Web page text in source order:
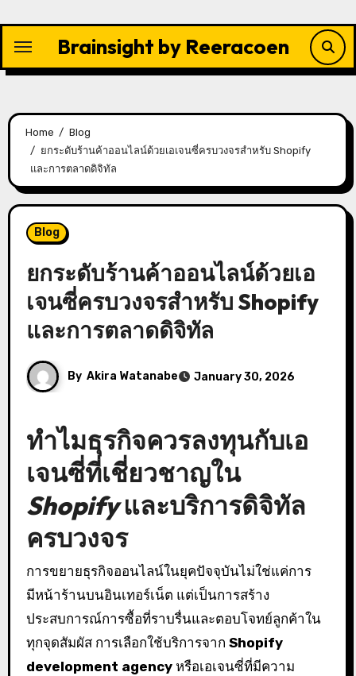
content
Brainsight by Reeracoen
Home
Blog
ยกระดับร้านค้าออนไลน์ด้วยเอเจนซี่ครบวงจรสำหรับ Shopify
และการตลาดดิจิทัล
Blog
ยกระดับร้านค้าออนไลน์ด้วยเอ
เจนซี่ครบวงจรสำหรับShopify
และการตลาดดิจิทัล
By Akira Watanabe January 30, 2026
ทำไมธุรกิจควรลงทุนกับเอ
เจนซี่ที่เชี่ยวชาญใน
Shopifyและบริการดิจิทัล
ครบวงจร
การขยายธุรกิจออนไลน์ในยุคปัจจุบันไม่ใช่แค่การ
มีหน้าร้านบนอินเทอร์เน็ต แต่เป็นการสร้าง
ประสบการณ์การซื้อที่ราบรื่นและตอบโจทย์ลูกค้าใน
ทุกจุดสัมผัส การเลือกใช้บริการจาก Shopify
development agencyหรือเอเจนซี่ที่มีความ